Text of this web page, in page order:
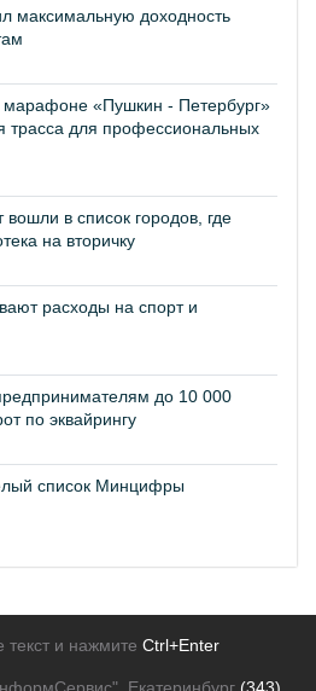
максимальную доходность
марафоне «Пушкин - Петербург»
трасса для профессиональных
в список городов, где
на вторичку
расходы на спорт и
до 10 000
по эквайрингу
список Минцифры
и нажмите Ctrl+Enter